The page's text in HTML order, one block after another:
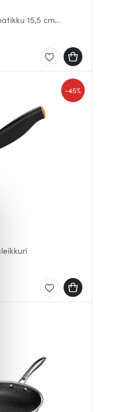
15,5 cm
-45%